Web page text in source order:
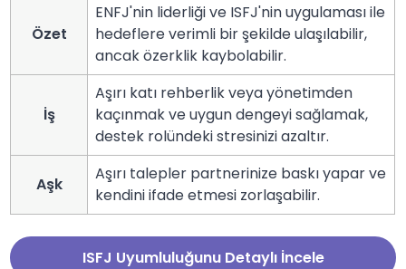
Özet
ENFJ'nin liderliği ve ISFJ'nin uygulaması ile
hedeflere verimli bir şekilde ulaşılabilir,
ancak özerklik kaybolabilir.
İş
Aşırı katı rehberlik veya yönetimden
kaçınmak ve uygun dengeyi sağlamak,
destek rolündeki stresinizi azaltır.
Aşk
Aşırı talepler partnerinize baskı yapar ve
kendini ifade etmesi zorlaşabilir.
ISFJ Uyumluluğunu Detaylı İncele